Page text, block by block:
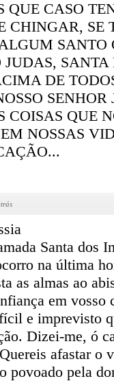
QUE CASO
CHINGAR, SE
SANTO
SANTA
DE
SENHOR
COISAS QUE
NOSSAS
Santa dos
na última
as almas ao
em vosso
e imprevisto
Dizei-me, ó
afastar o
povoado pela